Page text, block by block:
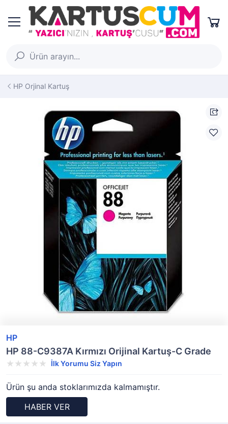
HP Orjinal Kartuş
HP
HP 88-C9387A Kırmızı Orijinal Kartuş-C Grade
İlk Yorumu Siz Yapın
Ürün şu anda stoklarımızda kalmamıştır.
HABER VER